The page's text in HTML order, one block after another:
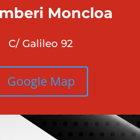
Moncloa
C/ Galileo 92
Google Map